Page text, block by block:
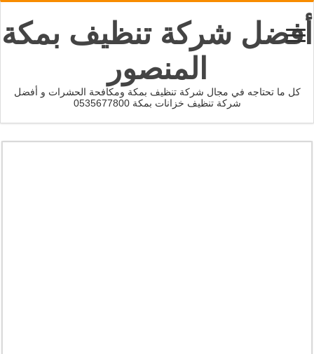
أفضل شركة تنظيف بمكة
المنصور
كل ما تحتاجه في مجال شركة تنظيف بمكة ومكافحة الحشرات و أفضل
شركة تنظيف خزانات بمكة 0535677800